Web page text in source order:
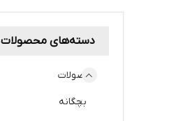
دسته‌های محصولات
محصولات
بچگانه